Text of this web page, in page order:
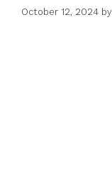
October 12, 2024 by